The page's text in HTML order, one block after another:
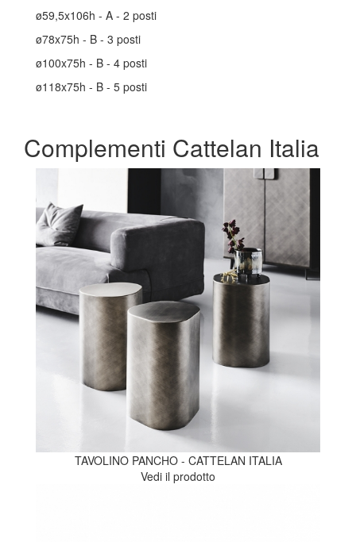
ø59,5x106h - A - 2 posti
ø78x75h - B - 3 posti
ø100x75h - B - 4 posti
ø118x75h - B - 5 posti
Complementi Cattelan Italia
TAVOLINO PANCHO - CATTELAN ITALIA
Vedi il prodotto